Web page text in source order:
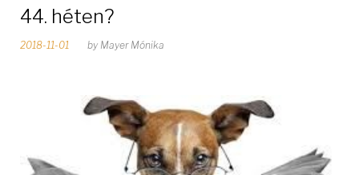
44. héten?
2018-11-01 by Mayer Mónika